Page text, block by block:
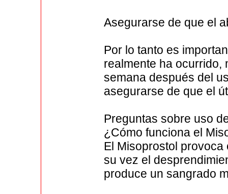
Asegurarse de que el
Por lo tanto es
realmente ha ocurrido,
semana después del
asegurarse de que el
Preguntas sobre uso
¿Cómo funciona el
El Misoprostol
su vez el
produce un sangrado